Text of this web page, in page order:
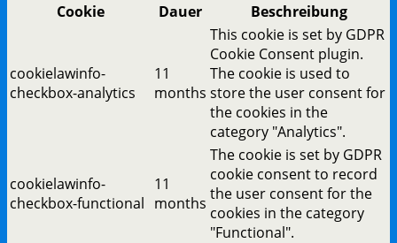
Cookie
Dauer Beschreibung
cookielawinfo-
checkbox-analytics
11
months
This cookie is set by GDPR
Cookie Consent plugin.
The cookie is used to
store the user consent for
the cookies in the
category "Analytics".
cookielawinfo-
checkbox-functional
11
months
The cookie is set by GDPR
cookie consent to record
the user consent for the
cookies in the category
"Functional".